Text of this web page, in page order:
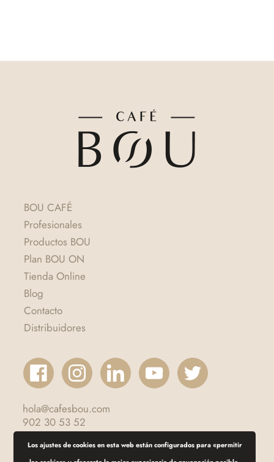
BOU CAFÉ
Profesionales
Productos BOU
Plan BOU ON
Tienda Online
Blog
Contacto
Distribuidores
hola@cafesbou.com
902 30 53 52
Los ajustes de cookies en esta web están configurados para «permitir